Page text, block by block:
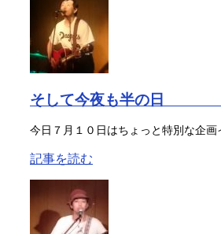
そして今夜も半の日
今日７月１０日はちょっと特別な企
記事を読む